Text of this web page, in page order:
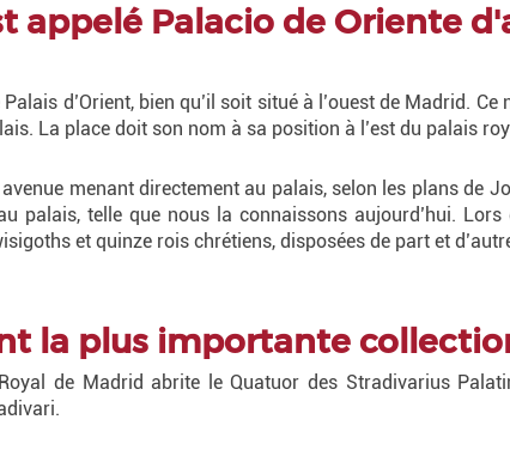
appelé Palacio de Oriente
d’Orient, bien qu’il soit situé à l’ouest de Madrid.
La place doit son nom à sa position à l’est du palais
menant directement au palais, selon les plans de
palais, telle que nous la connaissons aujourd’hui.
et quinze rois chrétiens, disposées de part et
la plus importante
de Madrid abrite le Quatuor des Stradivarius